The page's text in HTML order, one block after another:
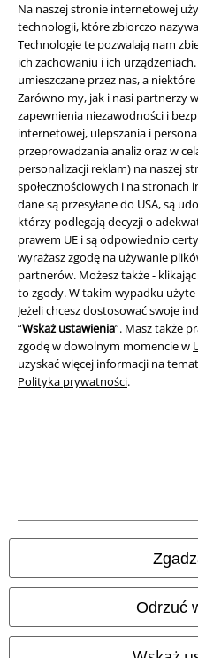
Na naszej stronie internetowej
technologii, które zbiorczo
Technologie te pozwalają nam
ich zachowaniu i ich
umieszczane przez nas, a
Zarówno my, jak i nasi partnerzy
zapewnienia niezawodności i
internetowej, ulepszania i
przeprowadzania analiz oraz w
personalizacji reklam) na naszej
społecznościowych i na stronach
dane są przesyłane do USA, są
którzy podlegają decyzji o
prawem UE i są odpowiednio
wyrażasz zgodę na używanie
partnerów. Możesz także - klikając
to zgody. W takim wypadku
Jeżeli chcesz dostosować swoje
“Wskaż ustawienia”. Masz także
zgodę w dowolnym momencie w
uzyskać więcej informacji na
Polityka prywatności.
Odrzuć
Ściągnij nową aplikację EMP -
A Warner
Unieszkodliwianie odpadów i
Deklaracja Zgodności
Informacje dotyczące dostępności